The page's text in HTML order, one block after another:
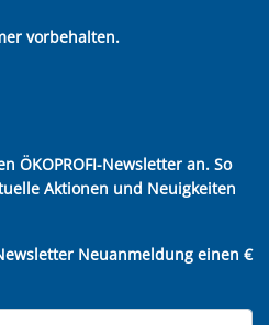
vorbehalten.
ÖKOPROFI-Newsletter an. So
Aktionen und Neuigkeiten
Neuanmeldung einen €